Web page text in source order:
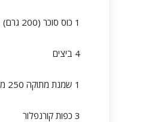
1 כוס סוכר (200 גרם)
4 ביצים
1 שמנת מתוקה 250 מ"ל
3 כפות קורנפלור